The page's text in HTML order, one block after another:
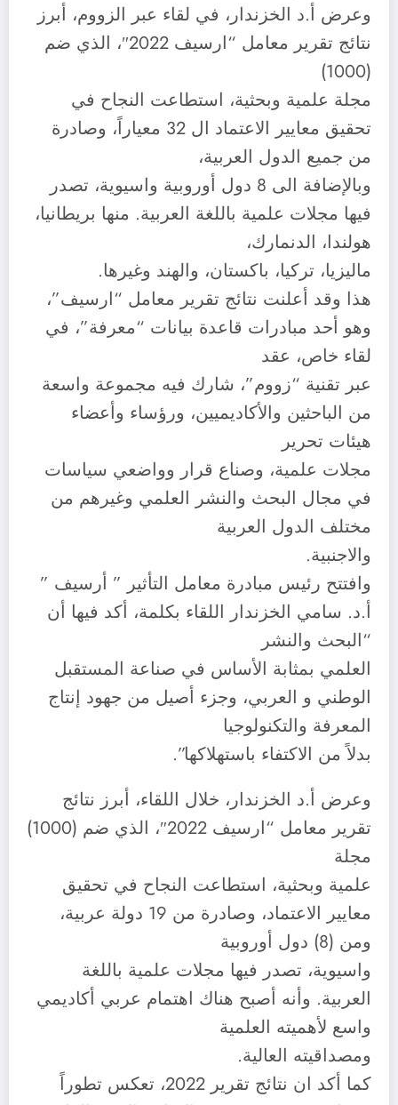
وعرض أ.د الخزندار، في لقاء عبر الزووم، أبرز
نتائج تقرير معامل “ارسيف 2022″، الذي ضم
(1000)
مجلة علمية وبحثية، استطاعت النجاح في
تحقيق معايير الاعتماد ال 32 معياراً، وصادرة
من جميع الدول العربية،
وبالإضافة الى 8 دول أوروبية واسيوية، تصدر
فيها مجلات علمية باللغة العربية. منها بريطانيا،
هولندا، الدنمارك،
ماليزيا، تركيا، باكستان، والهند وغيرها.
هذا وقد أعلنت نتائج تقرير معامل “ارسيف”،
وهو أحد مبادرات قاعدة بيانات “معرفة”، في
لقاء خاص، عقد
عبر تقنية “زووم”، شارك فيه مجموعة واسعة
من الباحثين والأكاديميين، ورؤساء وأعضاء
هيئات تحرير
مجلات علمية، وصناع قرار وواضعي سياسات
في مجال البحث والنشر العلمي وغيرهم من
مختلف الدول العربية
والاجنبية.
وافتتح رئيس مبادرة معامل التأثير ” أرسيف ”
أ.د. سامي الخزندار اللقاء بكلمة، أكد فيها أن
“البحث والنشر
العلمي بمثابة الأساس في صناعة المستقبل
الوطني و العربي، وجزء أصيل من جهود إنتاج
المعرفة والتكنولوجيا
بدلاً من الاكتفاء باستهلاكها”.
وعرض أ.د الخزندار، خلال اللقاء، أبرز نتائج
تقرير معامل “ارسيف 2022″، الذي ضم (1000)
مجلة
علمية وبحثية، استطاعت النجاح في تحقيق
معايير الاعتماد، وصادرة من 19 دولة عربية،
ومن (8) دول أوروبية
واسيوية، تصدر فيها مجلات علمية باللغة
العربية. وأنه أصبح هناك اهتمام عربي أكاديمي
واسع لأهميته العلمية
ومصداقيته العالية.
كما أكد ان نتائج تقرير 2022، تعكس تطوراً